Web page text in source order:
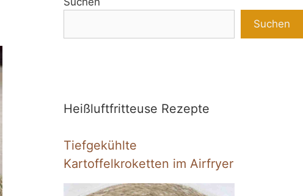
Suchen
Heißluftfritteuse Rezepte
Tiefgekühlte
Kartoffelkroketten im Airfryer